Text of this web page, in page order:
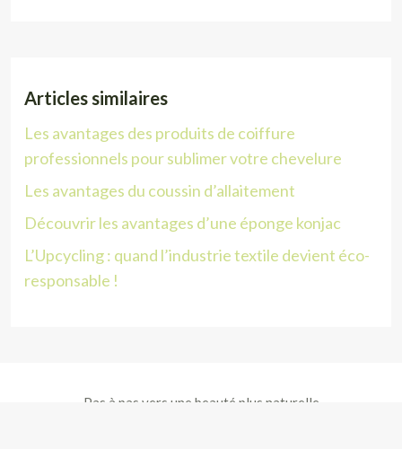
Articles similaires
Les avantages des produits de coiffure
professionnels pour sublimer votre chevelure
Les avantages du coussin d’allaitement
Découvrir les avantages d’une éponge konjac
L’Upcycling : quand l’industrie textile devient éco-
responsable !
Pas à pas vers une beauté plus naturelle